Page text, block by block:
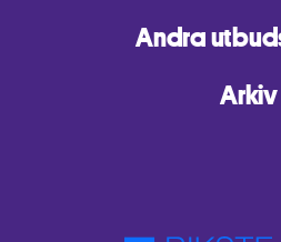
Andra
Arkiv